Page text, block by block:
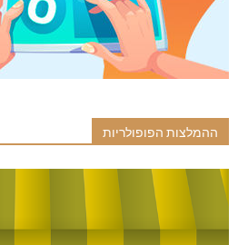
ההמלצות הפופולריות